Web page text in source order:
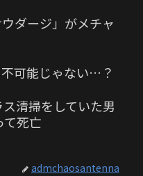
ダージ」がメチャ
可能じゃない…？
清掃をしていた男
死亡
admchaosantenna